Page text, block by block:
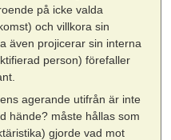
på icke valda
och villkora sin
även projicerar sin interna
person) förefaller
agerande utifrån är inte
hände? måste hållas som
gjorde vad mot